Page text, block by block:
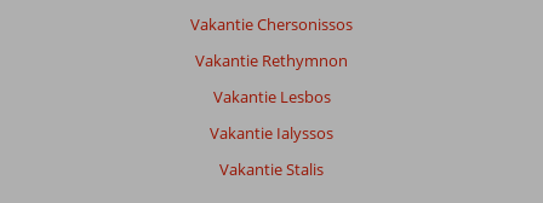
Vakantie Chersonissos
Vakantie Rethymnon
Vakantie Lesbos
Vakantie Ialyssos
Vakantie Stalis